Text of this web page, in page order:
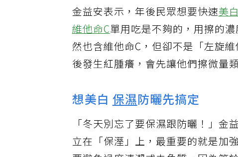
金益安表示，年後民眾想要快速美
維他命C單用吃是不夠的，用擦的
然也含維他命C，但卻不是「左旋
後發生紅腫癢，會先讓他們擦微量
想美白保濕防曬先搞定
「冬天別忘了要保濕跟防曬！」
立在「保溼」上，最重要的就是加